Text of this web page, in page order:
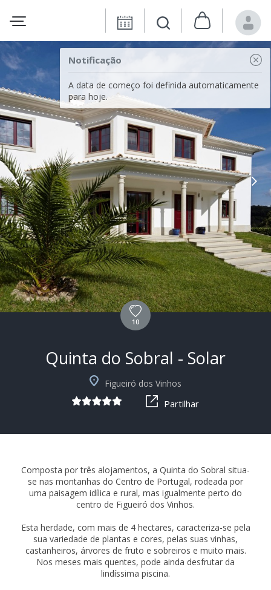
Notificação
A data de começo foi definida automaticamente
para hoje.
10
Quinta do Sobral - Solar
Figueiró dos Vinhos
Partilhar
Composta por três alojamentos, a Quinta do Sobral situa-
se nas montanhas do Centro de Portugal, rodeada por
uma paisagem idílica e rural, mas igualmente perto do
centro de Figueiró dos Vinhos.
Esta herdade, com mais de 4 hectares, caracteriza-se pela
sua variedade de plantas e cores, pelas suas vinhas,
castanheiros, árvores de fruto e sobreiros e muito mais.
Nos meses mais quentes, pode ainda desfrutar da
lindíssima piscina.